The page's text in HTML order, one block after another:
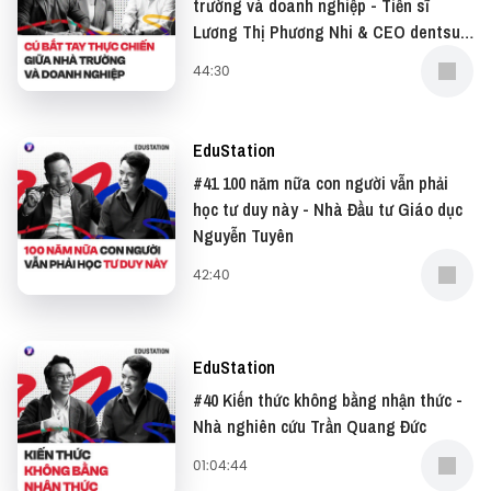
● Buy me a coffee:
https://www.buymeacoffee.com/vietcetera
Ngoài ra bạn còn có thể gửi email nhận xét, phản
hồi và ý tưởng cho Podcast về địa chỉ
team@vietcetera.com.
trường và doanh nghiệp - Tiến sĩ
Lương Thị Phương Nhi & CEO dentsu
44:30
EduStation
#41 100 năm nữa con người vẫn phải
học tư duy này - Nhà Đầu tư Giáo dục
Nguyễn Tuyên
42:40
EduStation
#40 Kiến thức không bằng nhận thức -
Nhà nghiên cứu Trần Quang Đức
01:04:44